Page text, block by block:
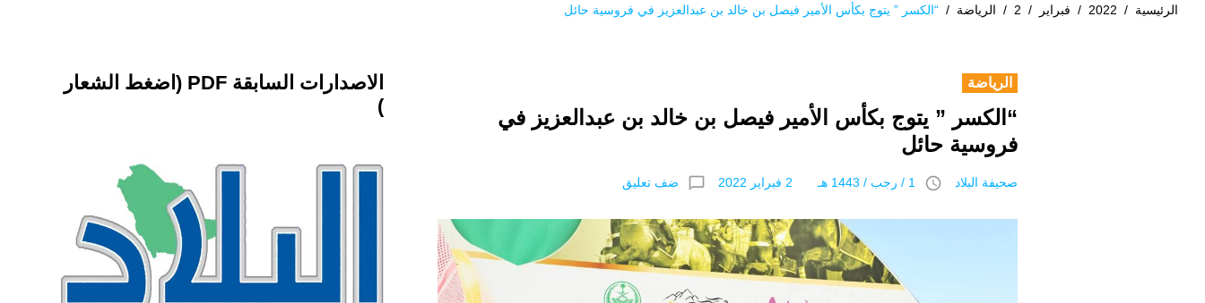
الرئيسية /
2022
/ فبراير /
2
/ الرياضة / “الكسر ” يتوج بكأس الأمير فيصل بن خالد بن عبدالعزيز في فروسية حائل
الرياضة
“الكسر ” يتوج بكأس الأمير فيصل بن خالد بن عبدالعزيز في
فروسية حائل
صحيفة البلاد access_time 1 / رجب / 1443 هـ 2 فبراير 2022 chat_bubble_outline ضف تعليق
الاصدارات السابقة PDF (اضغط الشعار
)